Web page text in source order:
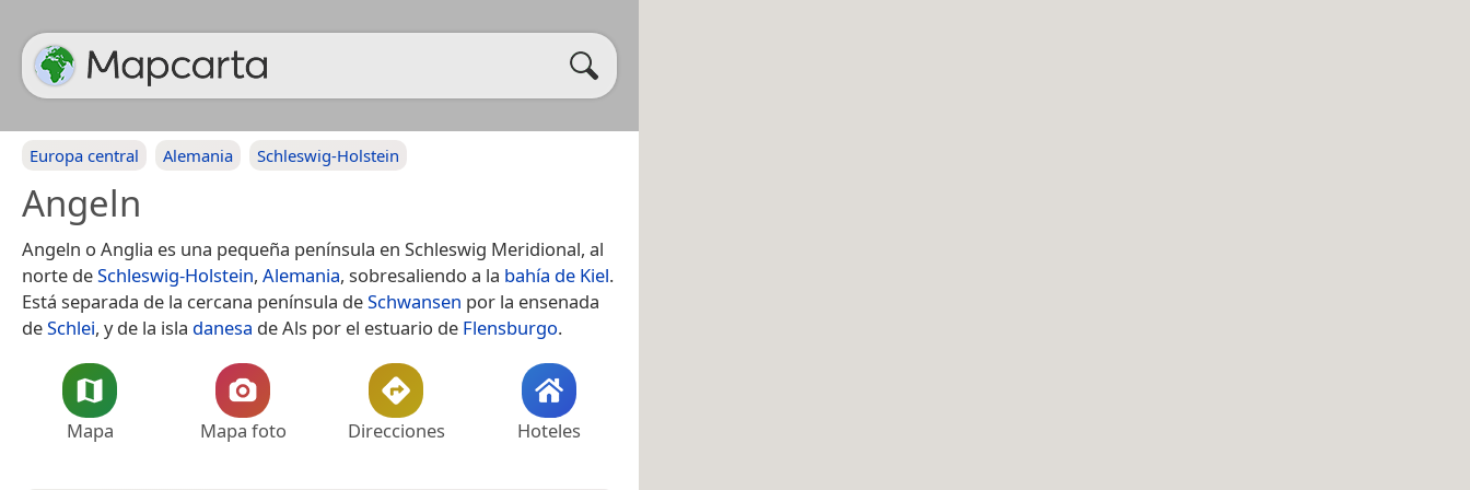
Europa central Alemania Schleswig-Holstein
Angeln
Angeln o Anglia es una pequeña península en Schleswig Meridional, al
norte deSchleswig-Holstein, Alemania, sobresaliendo a la bahía de Kiel.
Está separada de la cercana península deSchwansen por la ensenada
deSchlei, y de la isla danesa de Als por el estuario de Flensburgo.
Mapa Mapa foto Direcciones Hoteles